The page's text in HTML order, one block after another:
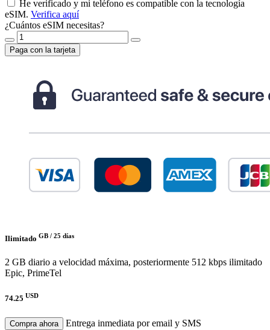
He verificado y mi teléfono es compatible con la tecnología
eSIM. Verifica aquí
¿Cuántos eSIM necesitas?
Paga con la tarjeta
Ilimitado GB / 25 días
2 GB diario a velocidad máxima, posteriormente 512 kbps ilimitado
Epic, PrimeTel
74.25 USD
Compra ahora
Entrega inmediata por email y SMS